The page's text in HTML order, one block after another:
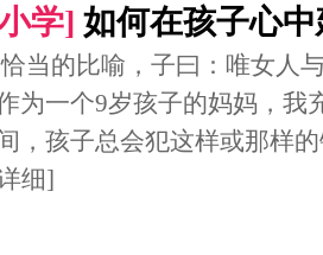
学] 如何在孩子心
当的比喻，子曰：唯女人
为一个9岁孩子的妈妈，我
，孩子总会犯这样或那样
细]